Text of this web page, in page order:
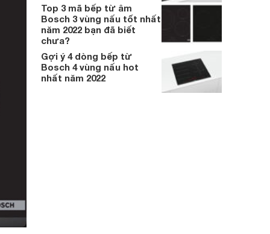
Top 3 mã bếp từ âm
Bosch 3 vùng nấu tốt nhất
năm 2022 bạn đã biết
chưa?
Gợi ý 4 dòng bếp từ
Bosch 4 vùng nấu hot
nhất năm 2022